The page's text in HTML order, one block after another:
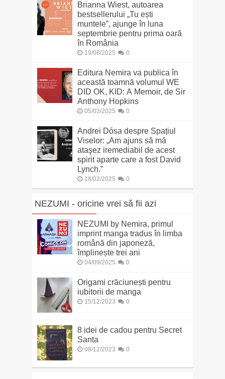
Brianna Wiest, autoarea
bestsellerului „Tu ești
muntele”, ajunge în luna
septembrie pentru prima oară
în România
19/08/2025 0
Editura Nemira va publica în
această toamnă volumul WE
DID OK, KID: A Memoir, de Sir
Anthony Hopkins
05/03/2025 0
Andrei Dósa despre Spațiul
Viselor: „Am ajuns să mă
ataşez iremediabil de acest
spirit aparte care a fost David
Lynch.”
18/02/2025 0
NEZUMI - oricine vrei să fii azi
NEZUMI by Nemira, primul
imprint manga tradus în limba
română din japoneză,
împlinește trei ani
04/09/2025 0
Origami crăciunești pentru
iubitorii de manga
15/12/2023 0
8 idei de cadou pentru Secret
Santa
08/12/2023 0